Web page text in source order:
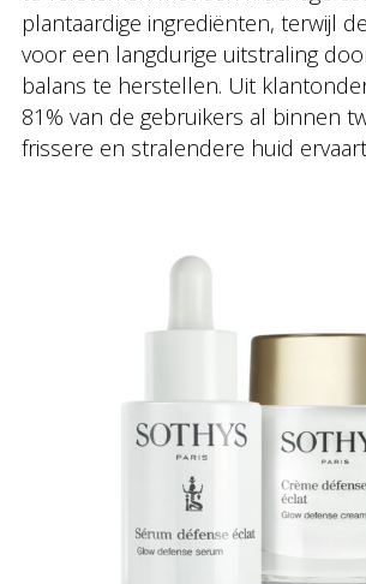
plantaardige ingrediënten, terwijl
voor een langdurige uitstraling
balans te herstellen. Uit
81% van de gebruikers al binnen
frissere en stralendere huid